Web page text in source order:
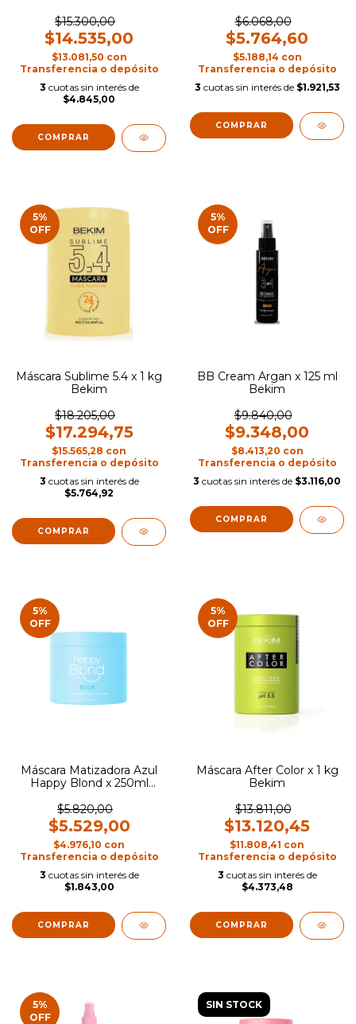
$15.300,00
$14.535,00
$13.081,50 con
Transferencia o depósito
3 cuotas sin interés de
$4.845,00
$6.068,00
$5.764,60
$5.188,14 con
Transferencia o depósito
3 cuotas sin interés de $1.921,53
5%
OFF
Máscara Sublime 5.4 x 1 kg
Bekim
$18.205,00
$17.294,75
$15.565,28 con
Transferencia o depósito
3 cuotas sin interés de
$5.764,92
5%
OFF
BB Cream Argan x 125 ml
Bekim
$9.840,00
$9.348,00
$8.413,20 con
Transferencia o depósito
3 cuotas sin interés de $3.116,00
5%
OFF
Máscara Matizadora Azul
Happy Blond x 250ml
$5.820,00
$5.529,00
$4.976,10 con
Transferencia o depósito
3 cuotas sin interés de
$1.843,00
5%
OFF
Máscara After Color x 1 kg
Bekim
$13.811,00
$13.120,45
$11.808,41 con
Transferencia o depósito
3 cuotas sin interés de
$4.373,48
5%
OFF
SIN STOCK